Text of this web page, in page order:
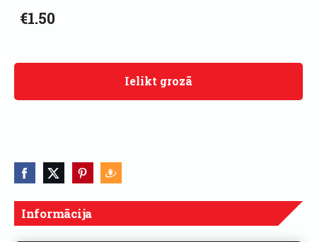
Informācija
€1.50
Ielikt grozā